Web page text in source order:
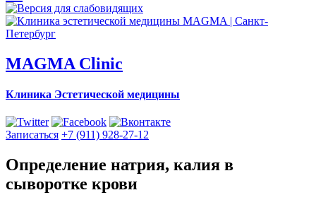
MAGMA Clinic
Клиника Эстетической медицины
Записаться +7 (911) 928-27-12
Определение натрия, калия в
сыворотке крови